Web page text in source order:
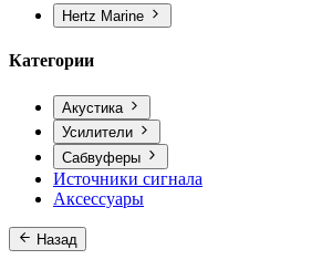
Hertz Marine
Категории
Акустика
Усилители
Сабвуферы
Источники сигнала
Аксессуары
Назад